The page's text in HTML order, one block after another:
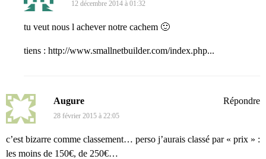
12 décembre 2014 à 01:32
tu veut nous l achever notre cachem 🙂
tiens : http://www.smallnetbuilder.com/index.php...
Augure
28 février 2015 à 22:05
c’est bizarre comme classement… perso j’aurais classé par « prix » :
les moins de 150€, de 250€…
Répondre